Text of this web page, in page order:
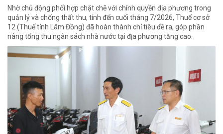
Nhờ chủ động phối hợp chặt chẽ với chính quyền địa phương trong
quản lý và chống thất thu, tính đến cuối tháng 7/2026, Thuế cơ sở
12 (Thuế tỉnh Lâm Đồng) đã hoàn thành chỉ tiêu đề ra, góp phần
nâng tổng thu ngân sách nhà nước tại địa phương tăng cao.